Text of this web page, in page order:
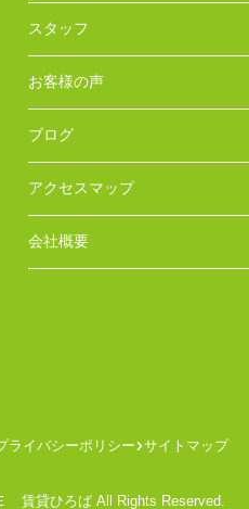
スタッフ
お客様の声
ブログ
アクセスマップ
会社概要
ライバシーポリシー サイトマップ
賃貸ひろば All Rights Reserved.